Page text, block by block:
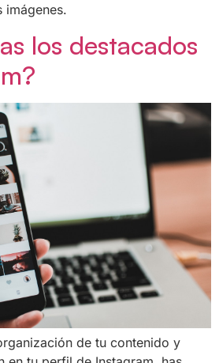
imágenes.
los destacados
de tu contenido y